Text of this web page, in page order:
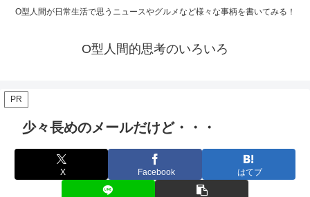
O型人間が日常生活で思うニュースやグルメなど様々な事柄を書いてみる！
O型人間的思考のいろいろ
PR
少々長めのメールだけど・・・
X Facebook はてブ